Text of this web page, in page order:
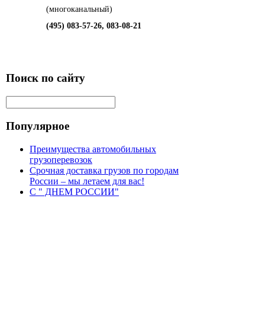
(многоканальный)
(495) 083-57-26, 083-08-21
Поиск по сайту
Популярное
Преимущества автомобильных
грузоперевозок
Срочная доставка грузов по городам
России – мы летаем для вас!
С " ДНЕМ РОССИИ"